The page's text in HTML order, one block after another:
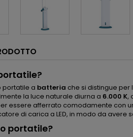
portatile a batteria che si distingue
la luce naturale diurna a 6.000 K,
essere afferrato comodamente con
di carica a LED, in modo da
portatile?